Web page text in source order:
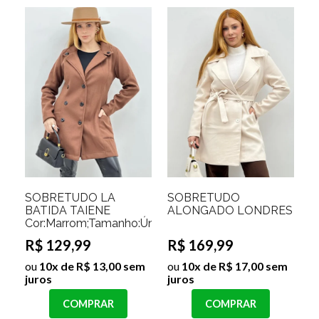
SOBRETUDO LÃ
BATIDA TAIENE
Cor:Marrom;Tamanho:Único
R$ 129,99
ou 10x de R$ 13,00 sem
juros
COMPRAR
SOBRETUDO
ALONGADO LONDRES
R$ 169,99
ou 10x de R$ 17,00 sem
juros
COMPRAR